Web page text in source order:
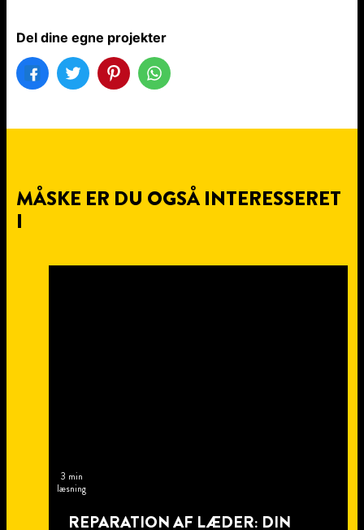
Del dine egne projekter
MÅSKE ER DU OGSÅ INTERESSERET
I
3 min
læsning
REPARATION AF LÆDER: DIN